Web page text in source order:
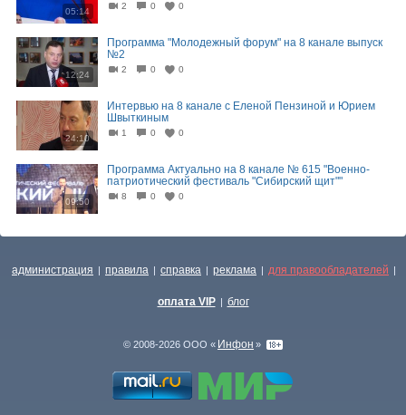
05:14
2 0 0
12:24
Программа "Молодежный форум" на 8 канале выпуск
№2
2 0 0
24:10
Интервью на 8 канале с Еленой Пензиной и Юрием
Швыткиным
1 0 0
09:50
Программа Актуально на 8 канале № 615 "Военно-
патриотический фестиваль "Сибирский щит""
8 0 0
администрация | правила | справка | реклама | для правообладателей |
оплата VIP | блог
© 2008-2026 ООО « Инфон »